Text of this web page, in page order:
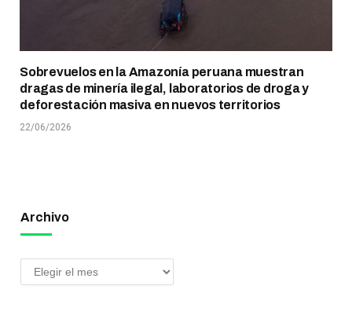
Sobrevuelos en la Amazonía peruana muestran
dragas de minería ilegal, laboratorios de droga y
deforestación masiva en nuevos territorios
22/06/2026
Archivo